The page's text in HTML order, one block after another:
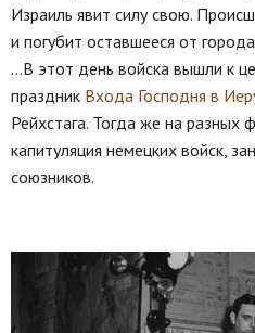
Израиль явит силу свою.
и погубит оставшееся от
...В этот день войска вышли к
праздник Входа Господня в
Рейхстага. Тогда же на разных
капитуляция немецких войск,
союзников.